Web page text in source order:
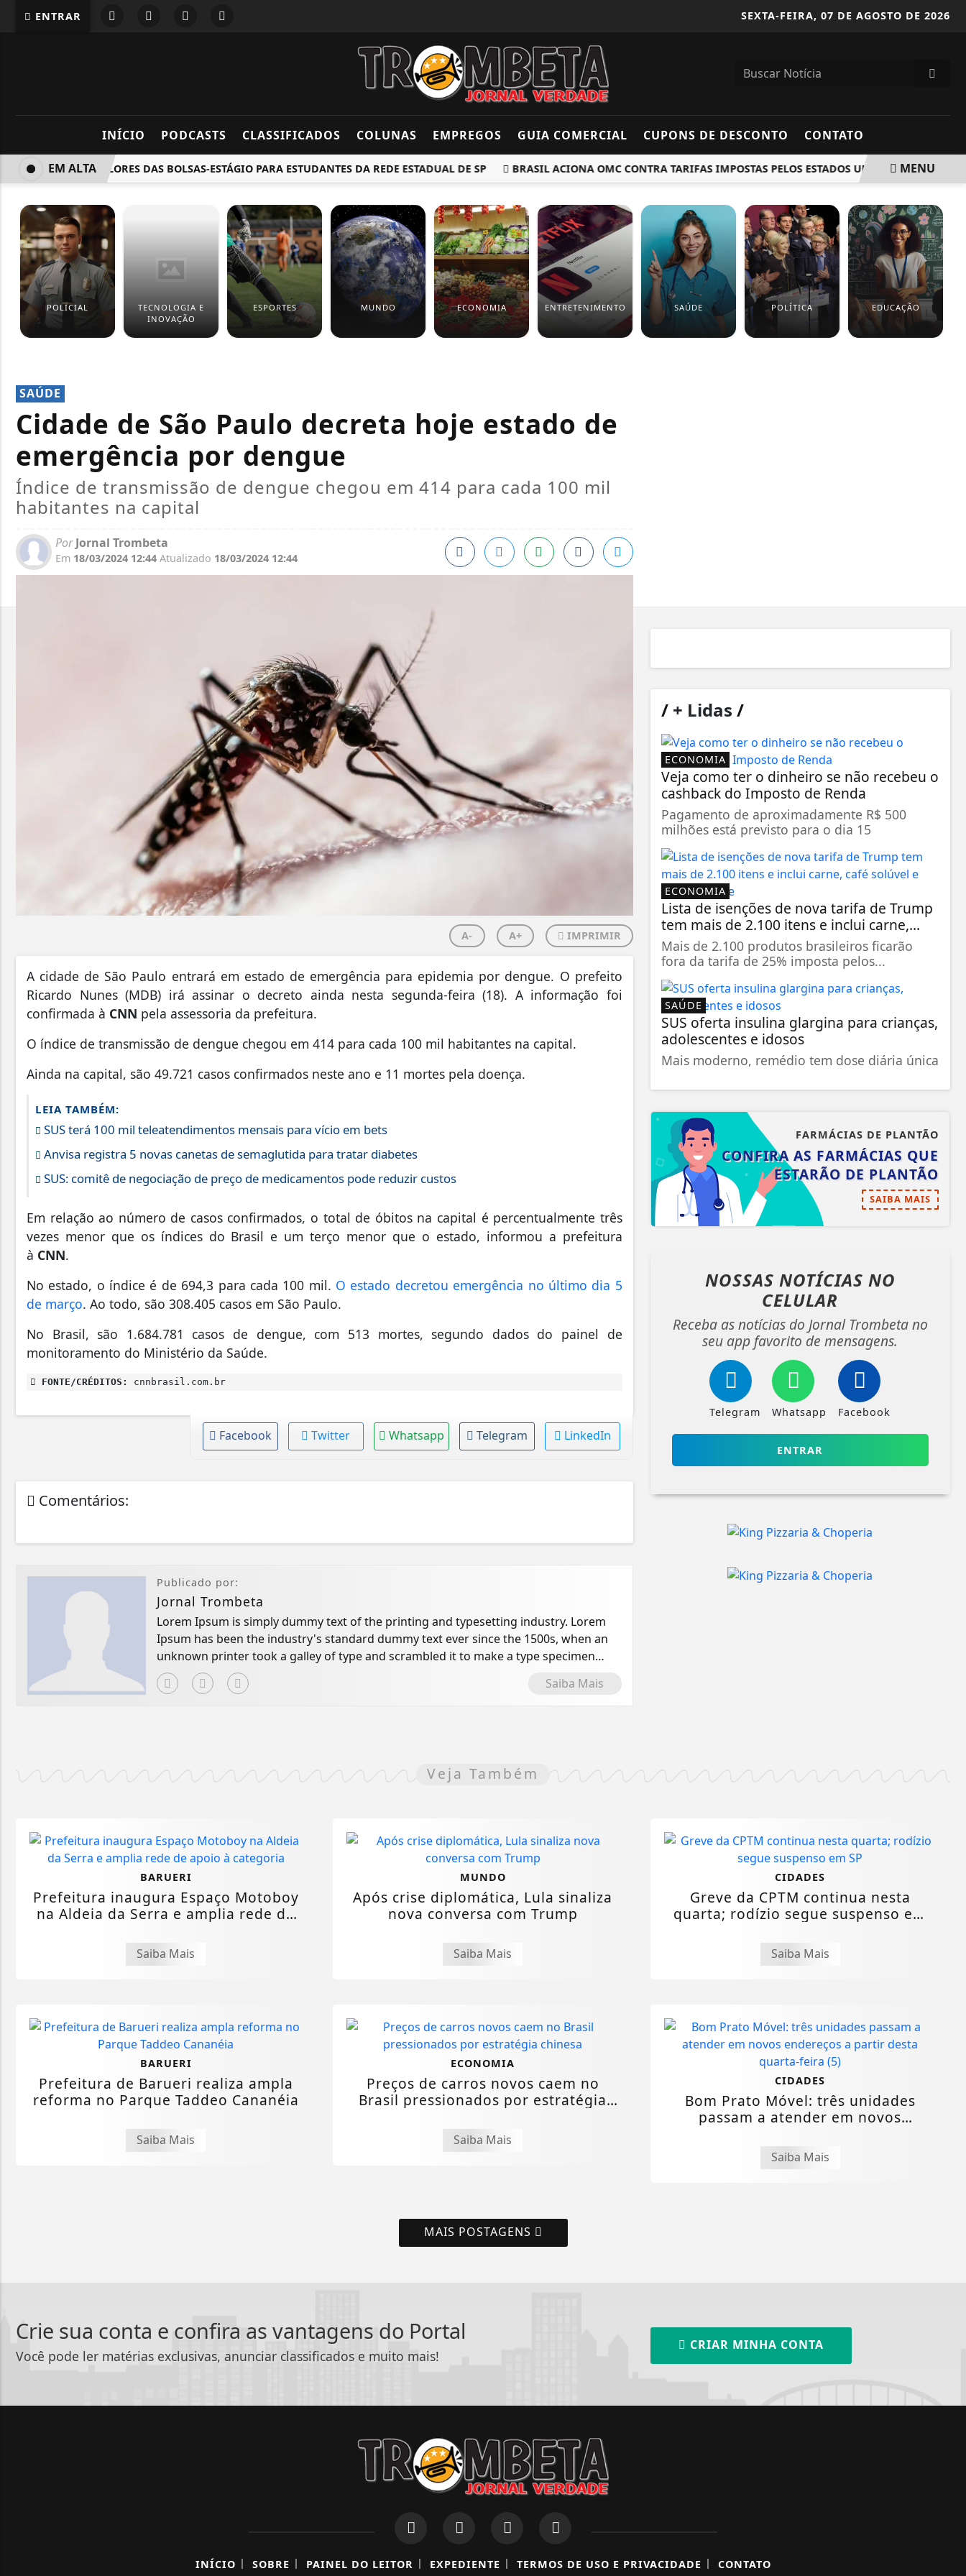
ENTRAR SEXTA-FEIRA, 07 DE AGOSTO DE 2026
INÍCIO PODCASTS CLASSIFICADOS COLUNAS EMPREGOS GUIA COMERCIAL CUPONS DE DESCONTO CONTATO
VEJA OS VALORES DAS BOLSAS-ESTÁGIO PARA ESTUDANTES DA REDE ESTADUAL DE SP BRASIL ACIONA OMC CONTRA TARIFAS IMPOSTAS PELOS ESTADOS UNIDOS GREVE DA
EM ALTA MENU
POLICIAL
TECNOLOGIA E
INOVAÇÃO
ESPORTES MUNDO ECONOMIA ENTRETENIMENTO SAÚDE POLÍTICA EDUCAÇÃO
SAÚDE
Cidade de São Paulo decreta hoje estado de
emergência por dengue
Índice de transmissão de dengue chegou em 414 para cada 100 mil
habitantes na capital
PorJornal Trombeta
Em 18/03/2024 12:44 Atualizado 18/03/2024 12:44
A- A+ IMPRIMIR
A cidade de São Paulo entrará em estado de emergência para epidemia por dengue. O prefeito
Ricardo Nunes (MDB) irá assinar o decreto ainda nesta segunda-feira (18). A informação foi
confirmada à CNN pela assessoria da prefeitura.
O índice de transmissão de dengue chegou em 414 para cada 100 mil habitantes na capital.
Ainda na capital, são 49.721 casos confirmados neste ano e 11 mortes pela doença.
LEIA TAMBÉM:
SUS terá 100 mil teleatendimentos mensais para vício em bets
Anvisa registra 5 novas canetas de semaglutida para tratar diabetes
SUS: comitê de negociação de preço de medicamentos pode reduzir custos
Em relação ao número de casos confirmados, o total de óbitos na capital é percentualmente três
vezes menor que os índices do Brasil e um terço menor que o estado, informou a prefeitura
à CNN.
No estado, o índice é de 694,3 para cada 100 mil. O estado decretou emergência no último dia 5
de março. Ao todo, são 308.405 casos em São Paulo.
No Brasil, são 1.684.781 casos de dengue, com 513 mortes, segundo dados do painel de
monitoramento do Ministério da Saúde.
FONTE/CRÉDITOS: cnnbrasil.com.br
Facebook Twitter Whatsapp Telegram LinkedIn
Comentários:
Publicado por:
Jornal Trombeta
Lorem Ipsum is simply dummy text of the printing and typesetting industry. Lorem
Ipsum has been the industry's standard dummy text ever since the 1500s, when an
unknown printer took a galley of type and scrambled it to make a type specimen
book.
Saiba Mais
/+ Lidas /
ECONOMIA
Veja como ter o dinheiro se não recebeu o
cashback do Imposto de Renda
Pagamento de aproximadamente R$ 500
milhões está previsto para o dia 15
ECONOMIA
Lista de isenções de nova tarifa de Trump
tem mais de 2.100 itens e inclui carne,...
Mais de 2.100 produtos brasileiros ficarão
fora da tarifa de 25% imposta pelos...
SAÚDE
SUS oferta insulina glargina para crianças,
adolescentes e idosos
Mais moderno, remédio tem dose diária única
FARMÁCIAS DE PLANTÃO
CONFIRA AS FARMÁCIAS QUE
ESTARÃO DE PLANTÃO
SAIBA MAIS
NOSSAS NOTÍCIAS NO
CELULAR
Receba as notícias do Jornal Trombeta no
seu app favorito de mensagens.
Telegram Whatsapp Facebook
ENTRAR
Veja Também
BARUERI
Prefeitura inaugura Espaço Motoboy
na Aldeia da Serra e amplia rede de
Saiba Mais
MUNDO
Após crise diplomática, Lula sinaliza
nova conversa com Trump
Saiba Mais
CIDADES
Greve da CPTM continua nesta
quarta; rodízio segue suspenso em
Saiba Mais
BARUERI
Prefeitura de Barueri realiza ampla
reforma no Parque Taddeo Cananéia
Saiba Mais
ECONOMIA
Preços de carros novos caem no
Brasil pressionados por estratégia
Saiba Mais
CIDADES
Bom Prato Móvel: três unidades
passam a atender em novos
Saiba Mais
MAIS POSTAGENS
Crie sua conta e confira as vantagens do Portal
Você pode ler matérias exclusivas, anunciar classificados e muito mais!
CRIAR MINHA CONTA
INÍCIO | SOBRE | PAINEL DO LEITOR | EXPEDIENTE | TERMOS DE USO E PRIVACIDADE | CONTATO